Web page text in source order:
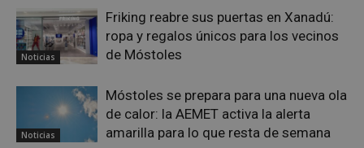
Noticias
Friking reabre sus puertas en Xanadú:
ropa y regalos únicos para los vecinos
de Móstoles
Noticias
Móstoles se prepara para una nueva ola
de calor: la AEMET activa la alerta
amarilla para lo que resta de semana